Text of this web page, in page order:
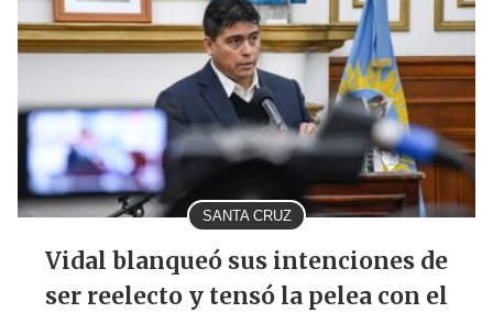
SANTA CRUZ
Vidal blanqueó sus intenciones de
ser reelecto y tensó la pelea con el